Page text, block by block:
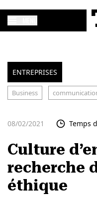
ENTREPRISES
Business
08/02/2021 Temps
Culture
recherche
éthique